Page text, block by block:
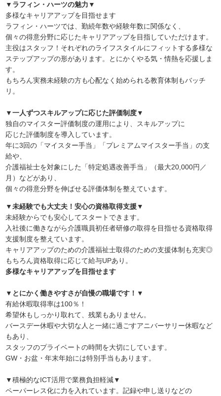
▼ラフィン・ハーツの魅力▼
多様なキャリアアップを目指せます
ラフィン・ハーツでは、勤続年数や経験年数に関係なく、
個々の得意分野に応じたキャリアアップを目指していただけます。
主役はスタッフ！それぞれのライフスタイルにフィットする多様な
ステップアップの形があります。とにかくやる気・情熱を応援しま
す。
もちろん実務未経験の方も心配なく始められる教育体制もバッチ
リ。
▼一人ずつスキルアップに応じた評価制度▼
独自のマイスター評価制度の運用により、スキルアップに
応じた評価制度を導入しています。
年に3回の「マイスター手当」「プレミアムマイスター手当」の支
給や、
介護福祉士を対象にした「特定処遇改善手当」（最大20,000円／
月）などがあり、
個々の得意分野を伸ばせる評価体制を整えています。
▼未経験でも大丈夫！安心の資格取得支援▼
未経験からでも安心してスタートできます。
入社後に働きながら介護職員初任者研修の取得を目指せる資格取得
支援制度を整えています。
キャリアアップのための介護福祉士取得のための支援体制も充実◎
もちろん資格取得に応じて給与UPあり。
多様なキャリアアップを目指せます
▼とにかく働きやすさが自慢の職場です！▼
有給休暇取得率は100％！
希望休もしっかり取れて、残業もありません。
バースデー休暇や大切な人と一緒に過ごすアニバーサリー休暇など
もあり、
スタッフのプライベートの時間を大切にしています。
GW・お盆・年末年始には特別手当もあります。
▼積極的なICT活用で業務負担軽減▼
ペーパーレス化に力を入れています。記録や申し送りなどの